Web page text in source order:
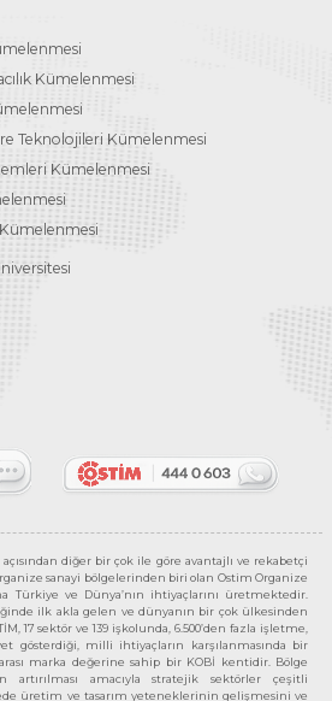
Kümelenmesi
Teknolojileri Kümelenmesi
Kümelenmesi
diğer bir çok ile göre avantajlı ve rekabetçi
sanayi bölgelerinden biri olan Ostim Organize
Türkiye ve Dünya’nın ihtiyaçlarını üretmektedir.
ilk akla gelen ve dünyanın bir çok ülkesinden
17 sektör ve 139 işkolunda, 6.500’den fazla işletme,
gösterdiği, milli ihtiyaçların karşılanmasında bir
marka değerine sahip bir KOBİ kentidir. Bölge
artırılması amacıyla stratejik sektörler çeşitli
üretim ve tasarım yeteneklerinin gelişmesini ve